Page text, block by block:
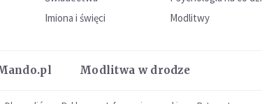
Imiona i święci Modlitwy
Modlitwa w drodze